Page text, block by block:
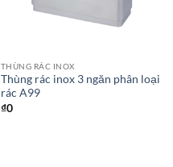
THÙNG RÁC INOX
Thùng rác inox 3 ngăn phân loại
rác A99
₫0